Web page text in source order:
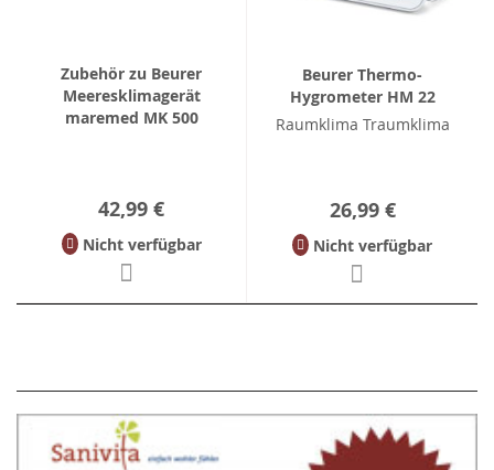
Zubehör zu Beurer
Meeresklimagerät
maremed MK 500
42,99 €
Nicht verfügbar
Beurer Thermo-
Hygrometer HM 22
Raumklima Traumklima
26,99 €
Nicht verfügbar